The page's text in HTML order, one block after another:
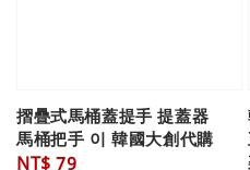
摺疊式馬桶蓋提手 提蓋器
馬桶把手 이 韓國大創代購
Regular
NT$ 79